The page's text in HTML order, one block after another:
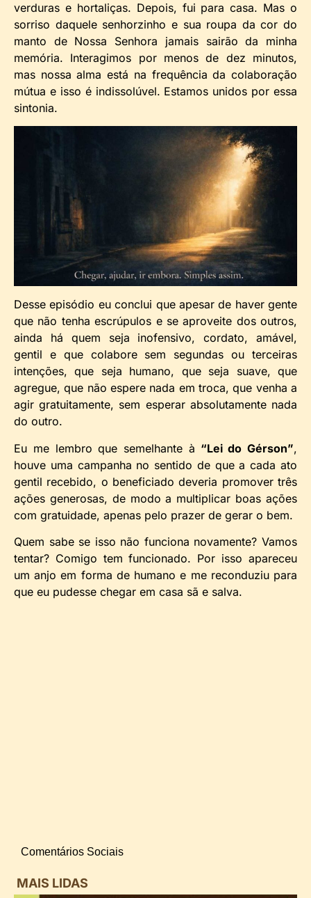
verduras e hortaliças. Depois, fui para casa. Mas o
sorriso daquele senhorzinho e sua roupa da cor do
manto de Nossa Senhora jamais sairão da minha
memória. Interagimos por menos de dez minutos,
mas nossa alma está na frequência da colaboração
mútua e isso é indissolúvel. Estamos unidos por essa
sintonia.
Desse episódio eu conclui que apesar de haver gente
que não tenha escrúpulos e se aproveite dos outros,
ainda há quem seja inofensivo, cordato, amável,
gentil e que colabore sem segundas ou terceiras
intenções, que seja humano, que seja suave, que
agregue, que não espere nada em troca, que venha a
agir gratuitamente, sem esperar absolutamente nada
do outro.
Eu me lembro que semelhante à “Lei do Gérson”,
houve uma campanha no sentido de que a cada ato
gentil recebido, o beneficiado deveria promover três
ações generosas, de modo a multiplicar boas ações
com gratuidade, apenas pelo prazer de gerar o bem.
Quem sabe se isso não funciona novamente? Vamos
tentar? Comigo tem funcionado. Por isso apareceu
um anjo em forma de humano e me reconduziu para
que eu pudesse chegar em casa sã e salva.
Comentários Sociais
MAIS LIDAS